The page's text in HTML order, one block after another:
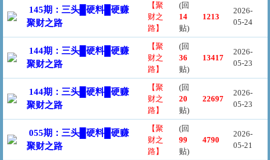
145期：三头█硬料█硬赚
聚财之路
【聚
财之
路】
(回
14
贴)
1213
2026-
05-24
144期：三头█硬料█硬赚
聚财之路
【聚
财之
路】
(回
36
贴)
13417
2026-
05-23
144期：三头█硬料█硬赚
聚财之路
【聚
财之
路】
(回
20
贴)
22697
2026-
05-23
055期：三头█硬料█硬赚
聚财之路
【聚
财之
路】
(回
99
贴)
4790
2026-
05-21